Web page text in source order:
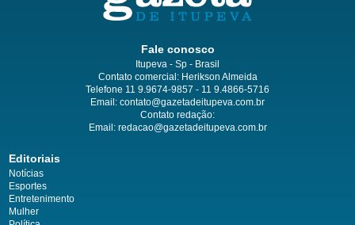
Fale conosco
Itupeva - Sp - Brasil
Contato comercial: Herikson Almeida
Telefone 11 9.9674-9857 - 11 9.4866-5716
Email: contato@gazetadeitupeva.com.br
Contato redação:
Email: redacao@gazetadeitupeva.com.br
Editoriais
Notícias
Esportes
Entretenimento
Mulher